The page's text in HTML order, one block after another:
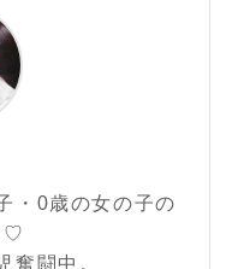
・0歳の女の子の
♡
奮闘中。